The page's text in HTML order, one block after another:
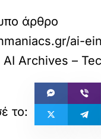
άρθρο
ai-
AI Archives –